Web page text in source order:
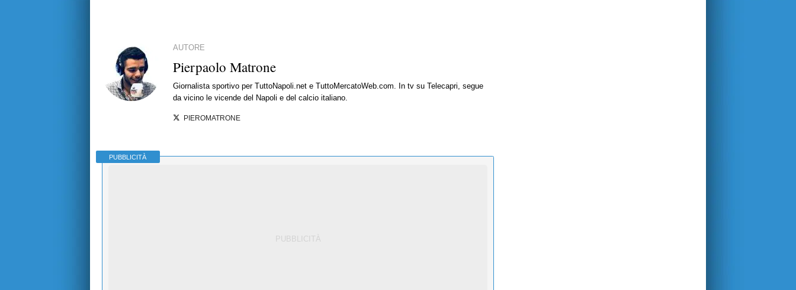
AUTORE
Pierpaolo Matrone
Giornalista sportivo per TuttoNapoli.net e TuttoMercatoWeb.com. In tv su Telecapri, segue
da vicino le vicende del Napoli e del calcio italiano.
PIEROMATRONE
PUBBLICITÀ